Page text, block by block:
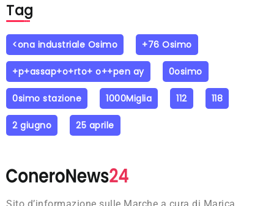
Tag
<ona industriale Osimo +76 Osimo
+p+assap+o+rto+ o++pen ay 0osimo
0simo stazione 1000Miglia 112 118
2 giugno 25 aprile